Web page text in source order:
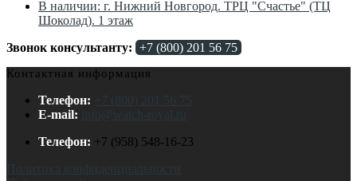
В наличии: г. Нижний Новгород. ТРЦ "Счастье" (ТЦ
Шоколад). 1 этаж
Звонок консультанту: +7 (800) 201 56 75
Контактная информация
Телефон:
+7 (800) 201 56 75
E-mail:
Телефон: +7 (958) 548-16-23